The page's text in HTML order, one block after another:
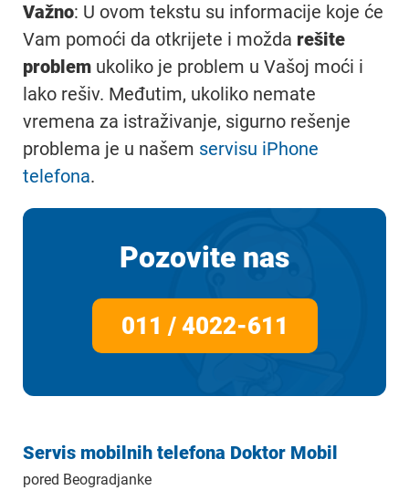
Važno: U ovom tekstu su informacije koje će
Vam pomoći da otkrijete i možda rešite
problem ukoliko je problem u Vašoj moći i
lako rešiv. Međutim, ukoliko nemate
vremena za istraživanje, sigurno rešenje
problema je u našem servisu iPhone
telefona.
Pozovite nas
011 / 4022-611
Servis mobilnih telefona Doktor Mobil
pored Beogradjanke